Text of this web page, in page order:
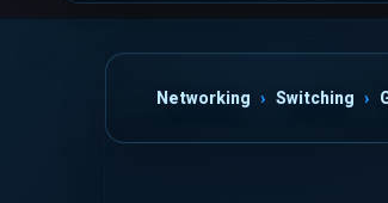
Networking Switching